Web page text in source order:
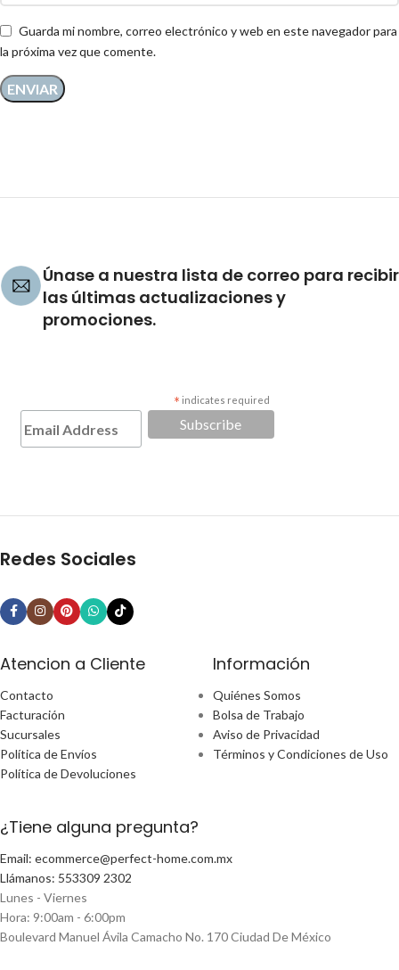
Guarda mi nombre, correo electrónico y web en este navegador para
la próxima vez que comente.
Únase a nuestra lista de correo para recibir
las últimas actualizaciones y
promociones.
* indicates required
Redes Sociales
Atencion a Cliente
Contacto
Facturación
Sucursales
Política de Envíos
Política de Devoluciones
Información
Quiénes Somos
Bolsa de Trabajo
Aviso de Privacidad
Términos y Condiciones de Uso
¿Tiene alguna pregunta?
Email: ecommerce@perfect-home.com.mx
Llámanos: 553309 2302
Lunes - Viernes
Hora: 9:00am - 6:00pm
Boulevard Manuel Ávila Camacho No. 170 Ciudad De México